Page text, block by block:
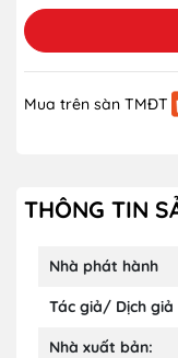
Mua trên sàn TMĐT
THÔNG TIN
Nhà phát hành
Tác giả/ Dịch giả
Nhà xuất bản: